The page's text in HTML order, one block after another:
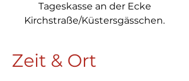
Tageskasse an der Ecke
Kirchstraße/Küstersgässchen.
Zeit & Ort